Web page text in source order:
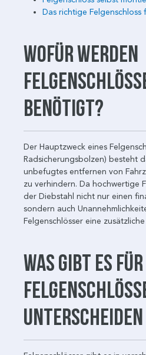
Das richtige
Wofür werden
benötigt?
Der Hauptzweck eines
Radsicherungsbolzen) besteht
unbefugtes entfernen von
zu verhindern. Da hochwertige
der Diebstahl nicht nur einen
sondern auch
Felgenschlösser eine
Was gibt es für
unterscheiden